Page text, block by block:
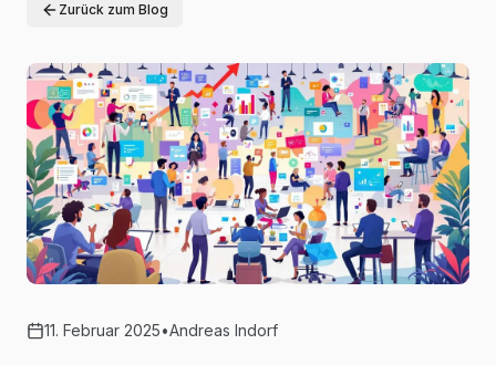
Zurück zum Blog
11. Februar 2025•Andreas Indorf